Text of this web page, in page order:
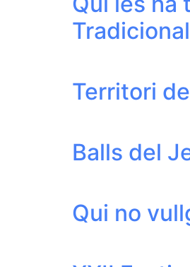
Territori
Balls del
Qui no